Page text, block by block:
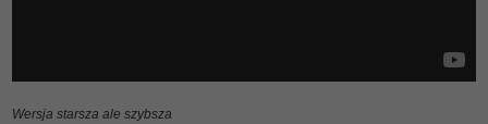
Wersja starsza ale szybsza